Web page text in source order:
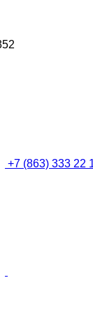
+7 (863) 333 22